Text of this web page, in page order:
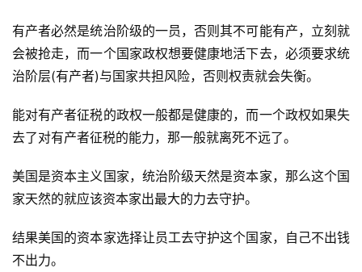
有产者必然是统治阶级的一员，否则其不可能有产，立刻就
会被抢走，而一个国家政权想要健康地活下去，必须要求统
治阶层(有产者)与国家共担风险，否则权责就会失衡。
能对有产者征税的政权一般都是健康的，而一个政权如果失
去了对有产者征税的能力，那一般就离死不远了。
美国是资本主义国家，统治阶级天然是资本家，那么这个国
家天然的就应该资本家出最大的力去守护。
结果美国的资本家选择让员工去守护这个国家，自己不出钱
不出力。